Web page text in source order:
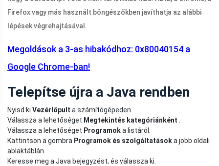
Firefox vagy más használt böngészőkben javíthatja az alábbi
lépések végrehajtásával.
Megoldások a 3-as hibakódhoz: 0x80040154 a
Google Chrome-ban!
Telepítse újra a Java rendben
Nyisd ki Vezérlőpult a számítógépeden.
Válassza a lehetőséget Megtekintés kategóriánként
Válassza a lehetőséget Programoka listáról.
Kattintson a gombra Programok és szolgáltatásoka jobb oldali
ablaktáblán.
Keresse meg a Java bejegyzést, és válassza ki.